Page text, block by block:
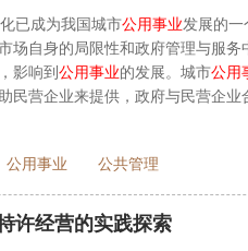
已成为我国城市公用事业发展的一
场自身的局限性和政府管理与服
影响到 公用事业的发展。城市公用
民营企业来提供，政府与民营企
公用事业 公共管理
许经营的实践探索